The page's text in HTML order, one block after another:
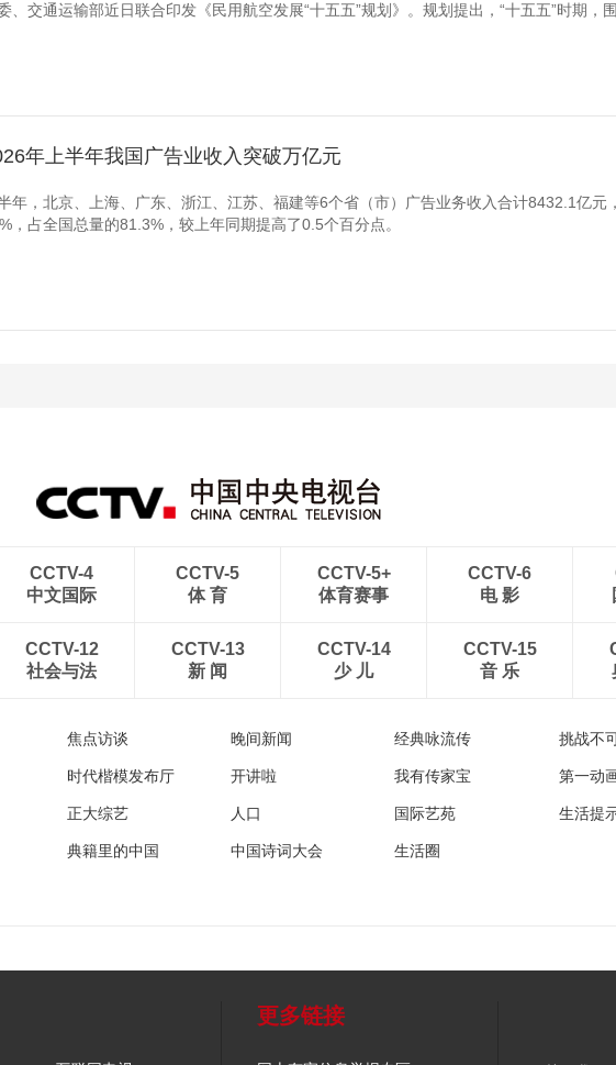
、交通运输部近日联合印发《民用航空发展“十五五”规划》。规划提出，“十五五”时期，围
年上半年我国广告业收入突破万亿元
半年，北京、上海、广东、浙江、江苏、福建等6个省（市）广告业务收入合计8432.1亿元
，占全国总量的81.3%，较上年同期提高了0.5个百分点。
CCTV-4
中文国际
CCTV-5
体 育
CCTV-5+
体育赛事
CCTV-6
电 影
CCTV-12
社会与法
CCTV-13
新 闻
CCTV-14
少 儿
CCTV-15
音 乐
焦点访谈 晚间新闻 经典咏流传 挑战不
时代楷模发布厅 开讲啦 我有传家宝 第一动
正大综艺 人口 国际艺苑 生活提
典籍里的中国 中国诗词大会 生活圈
更多链接